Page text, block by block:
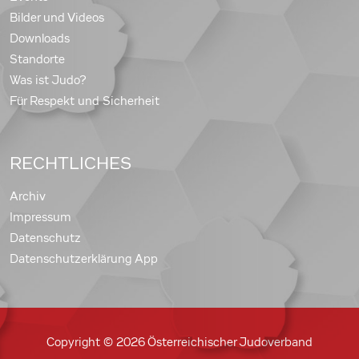
Bilder und Videos
Downloads
Standorte
Was ist Judo?
Für Respekt und Sicherheit
RECHTLICHES
Archiv
Impressum
Datenschutz
Datenschutzerklärung App
Copyright © 2026 Österreichischer Judoverband